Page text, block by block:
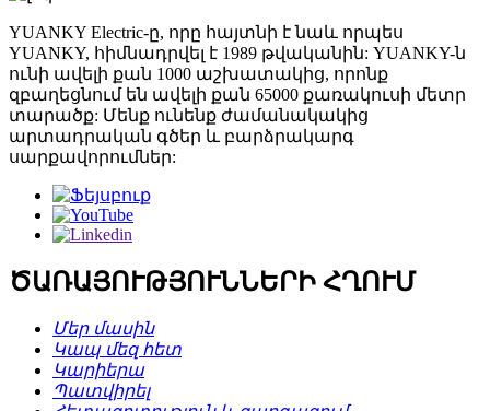
YUANKY Electric-ը, որը հայտնի է նաև որպես
YUANKY, հիմնադրվել է 1989 թվականին: YUANKY-ն
ունի ավելի քան 1000 աշխատակից, որոնք
զբաղեցնում են ավելի քան 65000 քառակուսի մետր
տարածք: Մենք ունենք ժամանակակից
արտադրական գծեր և բարձրակարգ
սարքավորումներ:
ԾԱՌԱՅՈՒԹՅՈՒՆՆԵՐԻ ՀՂՈՒՄ
Մեր մասին
Կապ մեզ հետ
Կարիերա
Պատվիրել